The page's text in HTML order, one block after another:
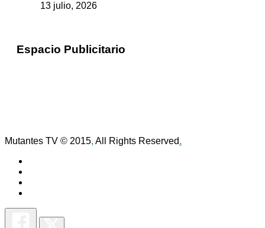
13 julio, 2026
Espacio Publicitario
Mutantes TV © 2015, All Rights Reserved.